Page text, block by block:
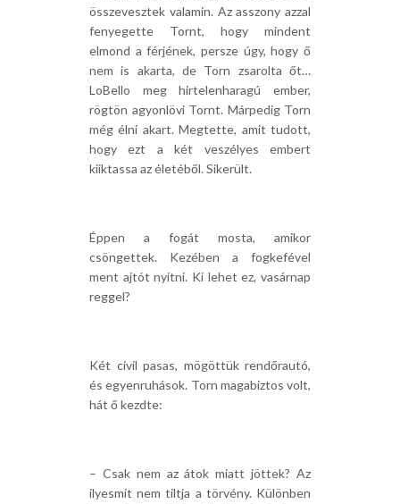
összevesztek valamin. Az asszony azzal
fenyegette Tornt, hogy mindent
elmond a férjének, persze úgy, hogy ő
nem is akarta, de Torn zsarolta őt…
LoBello meg hirtelenharagú ember,
rögtön agyonlövi Tornt. Márpedig Torn
még élni akart. Megtette, amit tudott,
hogy ezt a két veszélyes embert
kiiktassa az életéből. Sikerült.
Éppen a fogát mosta, amikor
csöngettek. Kezében a fogkefével
ment ajtót nyitni. Ki lehet ez, vasárnap
reggel?
Két civil pasas, mögöttük rendőrautó,
és egyenruhások. Torn magabiztos volt,
hát ő kezdte:
– Csak nem az átok miatt jöttek? Az
ilyesmit nem tiltja a törvény. Különben